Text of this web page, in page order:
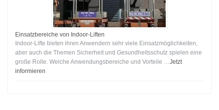
Einsatzbereiche von Indoor-Liften
Indoor-Lifte bieten ihren Anwendern sehr viele Einsatzmöglichkeiten,
aber auch die Themen Sicherheit und Gesundheitsschutz spielen eine
große Rolle. Welche Anwendungsbereiche und Vorteile … Jetzt
informieren